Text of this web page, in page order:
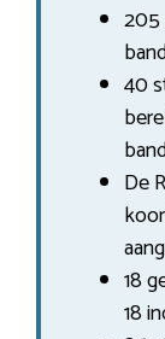
205
40
De
18
18